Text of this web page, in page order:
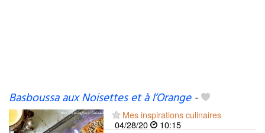
Basboussa aux Noisettes et à l’Orange-
Mes inspirations culinaires
04/28/20
10:15